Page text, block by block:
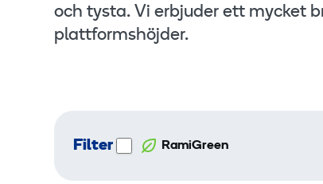
och tysta. Vi erbjuder ett mycket
plattformshöjder.
Filter RamiGreen